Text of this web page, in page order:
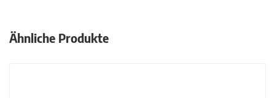
Ähnliche Produkte